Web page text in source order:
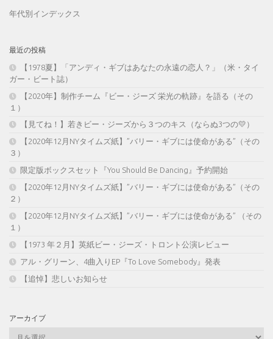
年代別インデックス
最近の投稿
【1978夏】「アンディ・ギブはあなたの永遠の恋人？」（米・タイ
ガー・ビート誌）
【2020年】制作チーム『ビー・ジーズ 栄光の軌跡』を語る（その
１）
【見てね！】若きビー・ジーズから３つのキス（ならぬ3つの💛）
【2020年12月NYタイムズ紙】”バリー・ギブには使命がある”（その
３）
限定版ボックスセット『You Should Be Dancing』予約開始
【2020年12月NYタイムズ紙】”バリー・ギブには使命がある”（その
２）
【2020年12月NYタイムズ紙】”バリー・ギブには使命がある” （その
１）
【1973 年２月】英紙ビー・ジーズ・トロント公演レビュー
アル・グリーン、4曲入りEP『To Love Somebody』発表
【追悼】悲しいお知らせ
アーカイブ